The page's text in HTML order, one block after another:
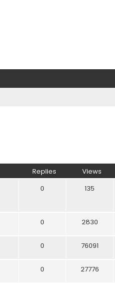
Replies Views
0 135
0 2830
0 76091
0 27776